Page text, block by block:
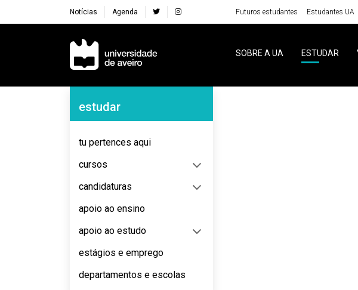
Notícias Agenda Futuros estudantes Estudantes UA
Navegação Principal
SOBRE A UA ESTUDAR
Navegação Lateral
estudar
tu pertences aqui
cursos
candidaturas
apoio ao ensino
apoio ao estudo
estágios e emprego
departamentos e escolas